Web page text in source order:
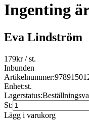
Ingenting
Eva Lindström
179kr/ st.
Inbunden
Artikelnummer:
Enhet:st.
Lagerstatus:
St:
Lägg i varukorg